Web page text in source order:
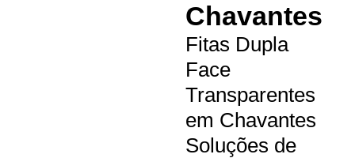
Chavantes
Fitas Dupla
Face
Transparentes
em Chavantes
Soluções de